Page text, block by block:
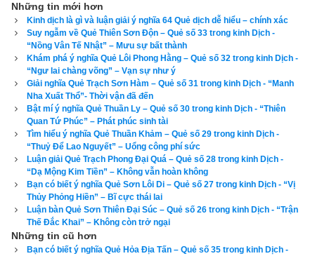
tuổi, hợp phong thủy với bạn hay không? hãy kiểm tra ngay
với công cụ xem bói sim số 1 hiện nay được lập bởi chuyên
gia phong thủy của chúng tôi ở bên dưới.
Xem bói sim
Số điện thoại
Ngày sinh(DL)
Giờ sinh
Giới tính
Những tin mới hơn
Kinh dịch là gì và luận giải ý nghĩa 64 Quẻ dịch dễ hiểu – chính xác
Suy ngẫm về Quẻ Thiên Sơn Độn – Quẻ số 33 trong kinh Dịch -
“Nồng Vân Tế Nhật” – Mưu sự bất thành
Khám phá ý nghĩa Quẻ Lôi Phong Hằng – Quẻ số 32 trong kinh Dịch -
“Ngư lai chàng võng” – Vạn sự như ý
Giải nghĩa Quẻ Trạch Sơn Hàm – Quẻ số 31 trong kinh Dịch - “Manh
Nha Xuất Thổ”- Thời vận đã đến
Bật mí ý nghĩa Quẻ Thuần Ly – Quẻ số 30 trong kinh Dịch - “Thiên
Quan Tứ Phúc” – Phát phúc sinh tài
Tìm hiểu ý nghĩa Quẻ Thuần Khảm – Quẻ số 29 trong kinh Dịch -
“Thuỷ Để Lao Nguyết” – Uổng công phí sức
Luận giải Quẻ Trạch Phong Đại Quá – Quẻ số 28 trong kinh Dịch -
“Dạ Mộng Kim Tiền” – Không vẫn hoàn không
Bạn có biết ý nghĩa Quẻ Sơn Lôi Di – Quẻ số 27 trong kinh Dịch - “Vị
Thủy Phỏng Hiền” – Bĩ cực thái lai
Luận bàn Quẻ Sơn Thiên Đại Súc – Quẻ số 26 trong kinh Dịch - “Trận
Thế Đắc Khai” – Không còn trở ngại
Những tin cũ hơn
Bạn có biết ý nghĩa Quẻ Hỏa Địa Tấn – Quẻ số 35 trong kinh Dịch -